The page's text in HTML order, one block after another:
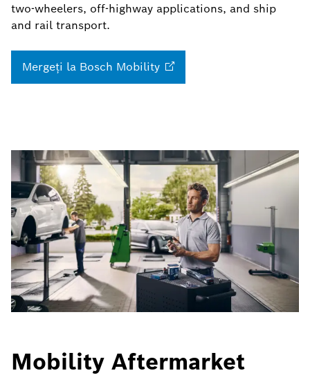
two-wheelers, off-highway applications, and ship
and rail transport.
Mergeţi la Bosch Mobility
Mobility Aftermarket